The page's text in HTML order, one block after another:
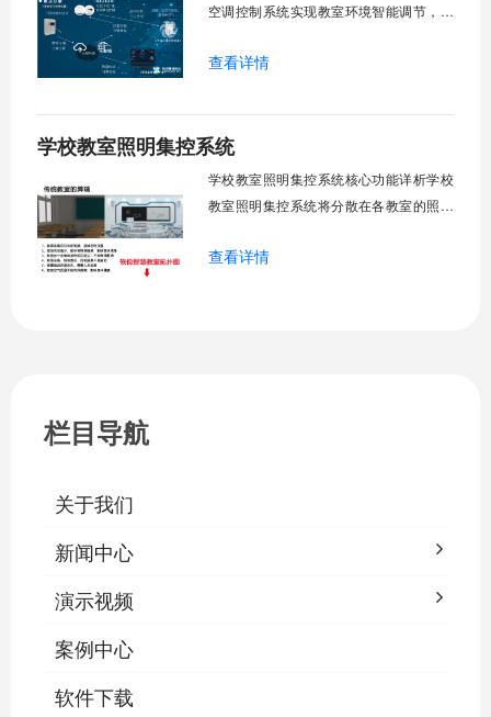
空调控制系统实现教室环境智能调节，提
管理全校空调设备，远程监控运行状态，
警。管理人员通过平台统一管控，减少人
工巡检工作量，延长设备使用寿命，节约
查看详情
学校教室照明集控系统
学校教室照明集控系统核心功能详析学校
教室照明集控系统将分散在各教室的照明
关、按需调光、定时策略、能耗监测、故
查看详情
栏目导航
关于我们
新闻中心
演示视频
案例中心
软件下载